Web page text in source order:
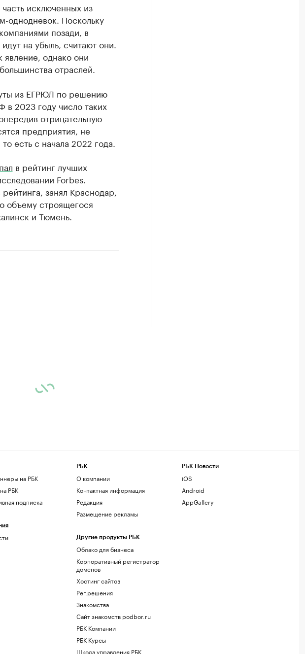
исключенных из
однодневок. Поскольку
позади, в
на убыль, считают они.
явление, однако они
отраслей.
из ЕГРЮЛ по решению
2023 году число таких
отрицательную
предприятия, не
есть с начала 2022 года.
в рейтинг лучших
Forbes.
занял Краснодар,
объему строящегося
и Тюмень.
на РБК
РБК
подписка
РБК
О компании
Контактная информация
Редакция
Размещение рекламы
Другие продукты РБК
Облако для бизнеса
Корпоративный регистратор
доменов
Хостинг сайтов
Рег.решения
Знакомства
Сайт знакомств podbor.ru
РБК Компании
РБК Курсы
Школа управления РБК
РБК Новости
iOS
Android
AppGallery